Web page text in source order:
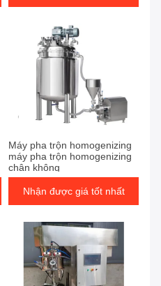
Máy pha trộn homogenizing
máy pha trộn homogenizing
chân không
Nhận được giá tốt nhất